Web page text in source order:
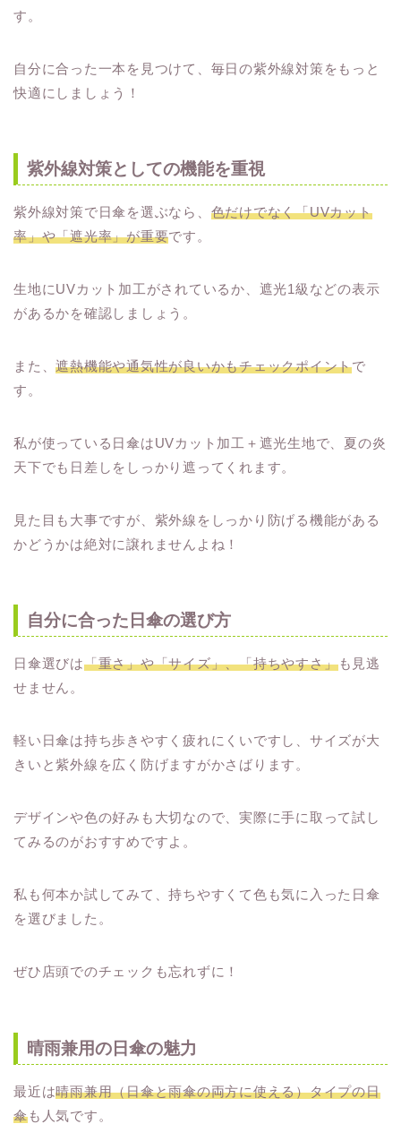
す。
自分に合った一本を見つけて、毎日の紫外線対策をもっと
快適にしましょう！
紫外線対策としての機能を重視
紫外線対策で日傘を選ぶなら、 色だけでなく「UVカット
率」や「遮光率」が重要です。
生地にUVカット加工がされているか、遮光1級などの表示
があるかを確認しましょう。
また、遮熱機能や通気性が良いかもチェックポイントで
す。
私が使っている日傘はUVカット加工＋遮光生地で、夏の炎
天下でも日差しをしっかり遮ってくれます。
見た目も大事ですが、紫外線をしっかり防げる機能がある
かどうかは絶対に譲れませんよね！
自分に合った日傘の選び方
日傘選びは「重さ」や「サイズ」、「持ちやすさ」も見逃
せません。
軽い日傘は持ち歩きやすく疲れにくいですし、サイズが大
きいと紫外線を広く防げますがかさばります。
デザインや色の好みも大切なので、実際に手に取って試し
てみるのがおすすめですよ。
私も何本か試してみて、持ちやすくて色も気に入った日傘
を選びました。
ぜひ店頭でのチェックも忘れずに！
晴雨兼用の日傘の魅力
最近は晴雨兼用（日傘と雨傘の両方に使える）タイプの日
傘も人気です。